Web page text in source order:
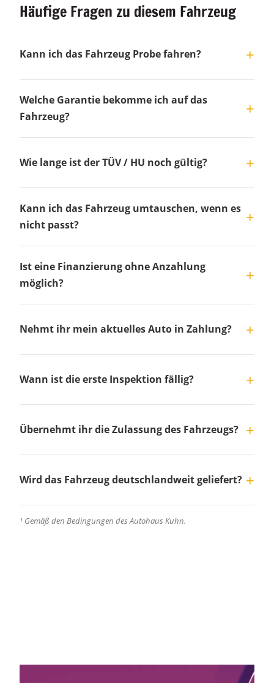
Häufige Fragen zu diesem Fahrzeug
Kann ich das Fahrzeug Probe fahren?
Welche Garantie bekomme ich auf das
Fahrzeug?
Wie lange ist der TÜV / HU noch gültig?
Kann ich das Fahrzeug umtauschen, wenn es
nicht passt?
Ist eine Finanzierung ohne Anzahlung
möglich?
Nehmt ihr mein aktuelles Auto in Zahlung?
Wann ist die erste Inspektion fällig?
Übernehmt ihr die Zulassung des Fahrzeugs?
Wird das Fahrzeug deutschlandweit geliefert?
¹ Gemäß den Bedingungen des Autohaus Kuhn.